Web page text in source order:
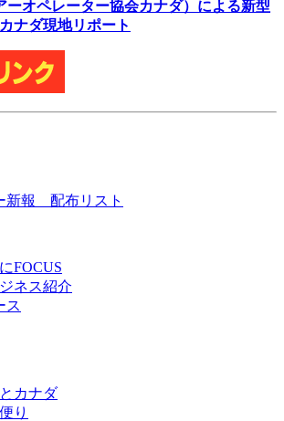
ーオペレーター協会カナダ）による新型
ナダ現地リポート
新報 配布リスト
FOCUS
ネス紹介
ス
カナダ
り